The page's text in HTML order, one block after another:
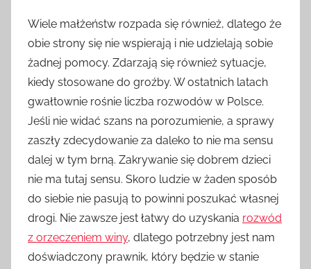
Wiele małżeństw rozpada się również, dlatego że
obie strony się nie wspierają i nie udzielają sobie
żadnej pomocy. Zdarzają się również sytuacje,
kiedy stosowane do groźby. W ostatnich latach
gwałtownie rośnie liczba rozwodów w Polsce.
Jeśli nie widać szans na porozumienie, a sprawy
zaszły zdecydowanie za daleko to nie ma sensu
dalej w tym brną. Zakrywanie się dobrem dzieci
nie ma tutaj sensu. Skoro ludzie w żaden sposób
do siebie nie pasują to powinni poszukać własnej
drogi. Nie zawsze jest łatwy do uzyskania rozwód
z orzeczeniem winy, dlatego potrzebny jest nam
doświadczony prawnik, który będzie w stanie